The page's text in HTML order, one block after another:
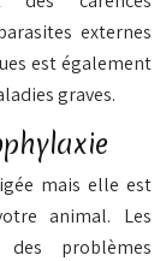
externes
est également
graves.
mais elle est
animal. Les
problèmes